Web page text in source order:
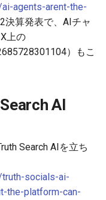
03-27
03-26
03-24
03-22
03-21
09-11
09-10
09-08
09-06
09-05
03-24
03-23
03-21
03-19
03-18
03-23
03-22
03-20
03-18
03-17
agents-arent-the-
決算発表で、AIチャ
上の
）もこ
AI
Search AIを立ち
socials-ai-
the-platform-can-